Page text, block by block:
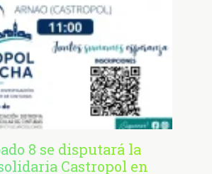
8 se disputará la
Castropol en